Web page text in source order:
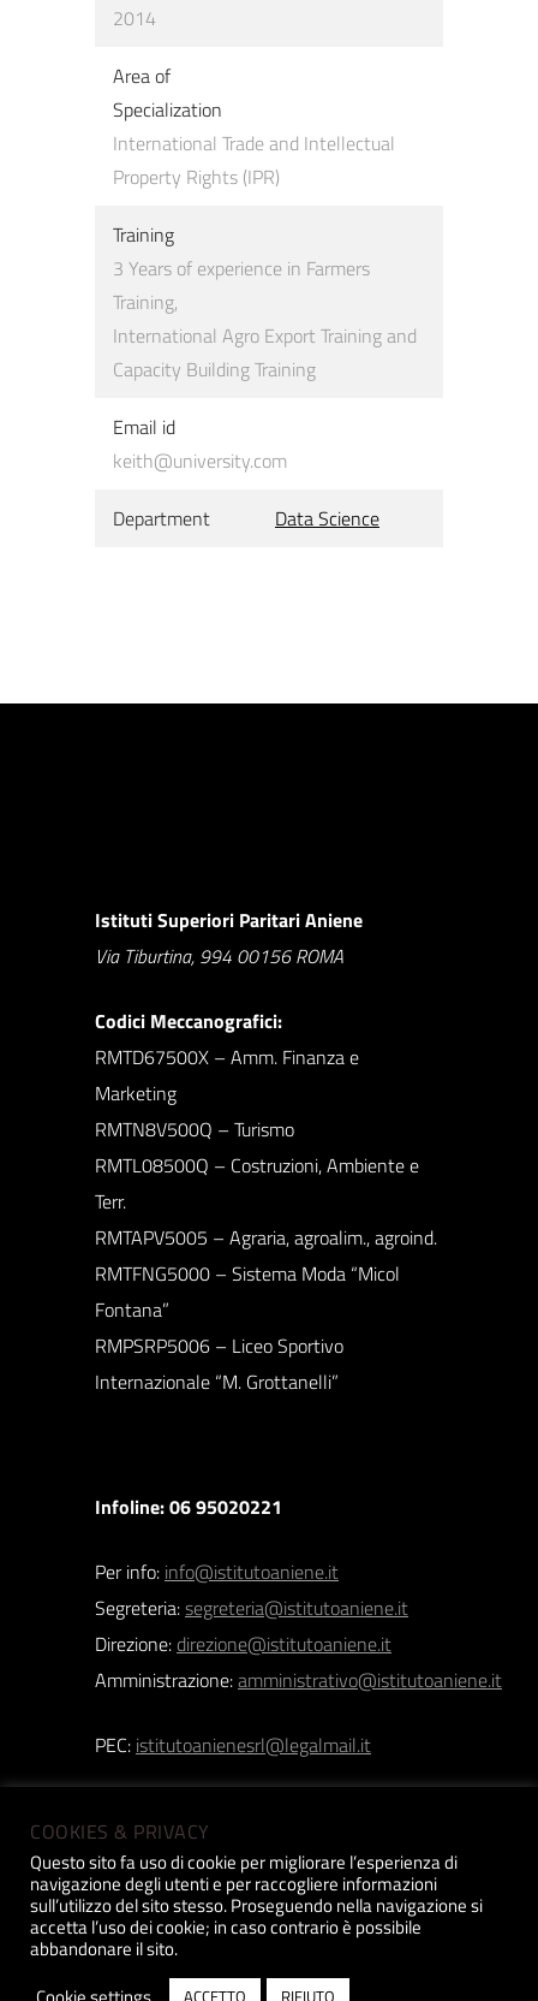
2014
Area of
Specialization
International Trade and Intellectual
Property Rights (IPR)
Training
3 Years of experience in Farmers
Training,
International Agro Export Training and
Capacity Building Training
Email id
keith@university.com
Department
Data Science
Istituti Superiori Paritari Aniene
Via Tiburtina, 994 00156 ROMA
Codici Meccanografici:
RMTD67500X – Amm. Finanza e
Marketing
RMTN8V500Q – Turismo
RMTL08500Q – Costruzioni, Ambiente e
Terr.
RMTAPV5005 – Agraria, agroalim., agroind.
RMTFNG5000 – Sistema Moda “Micol
Fontana”
RMPSRP5006 – Liceo Sportivo
Internazionale “M. Grottanelli”
Infoline: 06 95020221
Per info: info@istitutoaniene.it
Segreteria:segreteria@istitutoaniene.it
Direzione: direzione@istitutoaniene.it
Amministrazione:amministrativo@istitutoaniene.it
PEC: istitutoanienesrl@legalmail.it
Istituto Aniene srl | Copyright 2019 © | P.iva:
12518031005 | Privacy Policy| DesignConstant
COOKIES & PRIVACY
Questo sito fa uso di cookie per migliorare l’esperienza di
navigazione degli utenti e per raccogliere informazioni
sull’utilizzo del sito stesso. Proseguendo nella navigazione si
accetta l’uso dei cookie; in caso contrario è possibile
abbandonare il sito.
ACCETTO RIFIUTO